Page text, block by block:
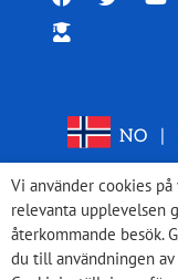
NO
Vi använder cookies
relevanta upplevelsen
återkommande besök.
du till användningen av